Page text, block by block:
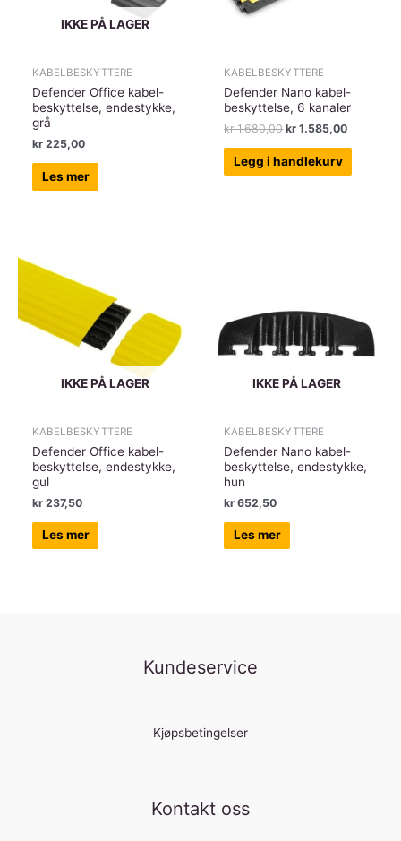
IKKE PÅ LAGER
KABELBESKYTTERE
Defender Office kabel-
beskyttelse, endestykke,
grå
kr 225,00
Les mer
KABELBESKYTTERE
Defender Nano kabel-
beskyttelse, 6 kanaler
kr1.680,00Opprinnelig
var:
kr 1.680,00.
kr 1.585,00
kr
Legg i handlekurv
IKKE PÅ LAGER
KABELBESKYTTERE
Defender Office kabel-
beskyttelse, endestykke,
gul
kr 237,50
Les mer
IKKE PÅ LAGER
KABELBESKYTTERE
Defender Nano kabel-
beskyttelse, endestykke,
hun
kr 652,50
Les mer
Kundeservice
Kjøpsbetingelser
Kontakt oss